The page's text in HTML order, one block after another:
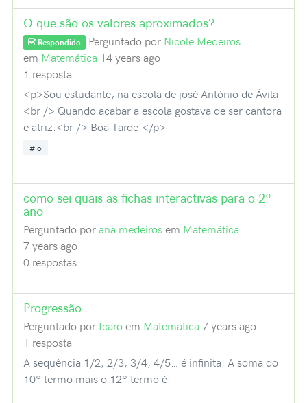
O que são os valores aproximados?
Respondido Perguntado por Nicole Medeiros
em Matemática 14 years ago.
1 resposta
<p>Sou estudante, na escola de josé António de Ávila.
<br /> Quando acabar a escola gostava de ser cantora
e atriz.<br /> Boa Tarde!</p>
o
como sei quais as fichas interactivas para o 2º
ano
Perguntado porana medeirosem Matemática
7 years ago.
0 respostas
Progressão
Perguntado por Icaroem Matemática7 years ago.
1 resposta
A sequência 1/2, 2/3, 3/4, 4/5… é infinita. A soma do
10º termo mais o 12º termo é: